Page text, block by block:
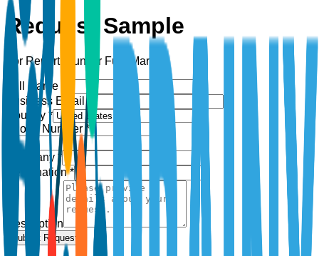
Request Sample
For Report: Bunker Fuel Market
Full Name *
Business Email *
Country *
Phone Number *
Company *
Designation *
Description
Submit Request